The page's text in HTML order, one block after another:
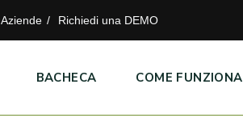
Aziende Richiedi una DEMO
BACHECA COME FUNZIONA